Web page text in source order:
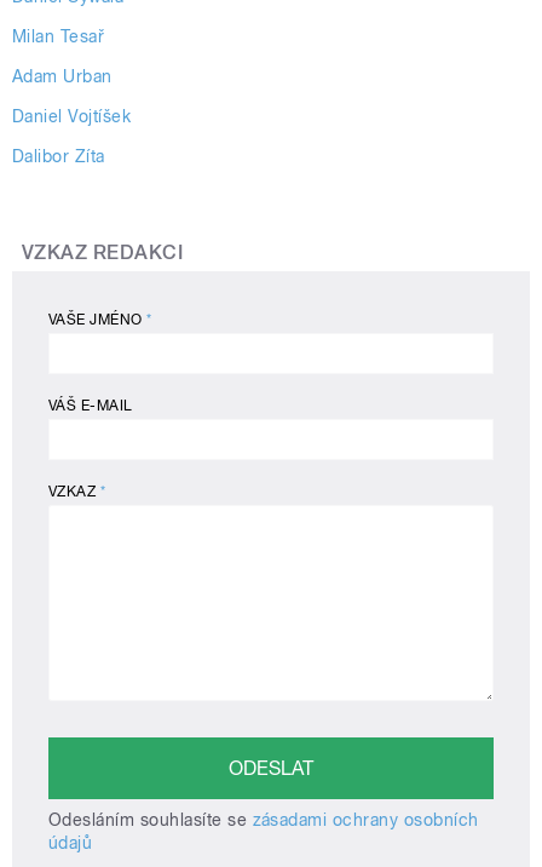
Milan Tesař
Adam Urban
Daniel Vojtíšek
Dalibor Zíta
VZKAZ REDAKCI
VAŠE JMÉNO*
VÁŠ E-MAIL
VZKAZ *
Odesláním souhlasíte se zásadami ochrany osobních
údajů